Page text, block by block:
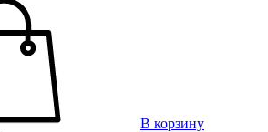
В корзину